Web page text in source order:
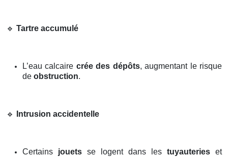
🔹 Tartre accumulé
L’eau calcaire crée des dépôts, augmentant le risque
de obstruction.
🔹 Intrusion accidentelle
Certains jouets se logent dans les tuyauteries et